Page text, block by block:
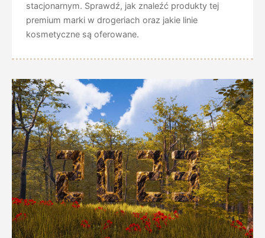
stacjonarnym. Sprawdź, jak znaleźć produkty tej
premium marki w drogeriach oraz jakie linie
kosmetyczne są oferowane.